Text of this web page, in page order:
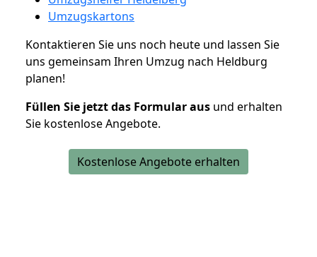
Umzugskartons
Kontaktieren Sie uns noch heute und lassen Sie
uns gemeinsam Ihren Umzug nach Heldburg
planen!
Füllen Sie jetzt das Formular aus und erhalten
Sie kostenlose Angebote.
Kostenlose Angebote erhalten